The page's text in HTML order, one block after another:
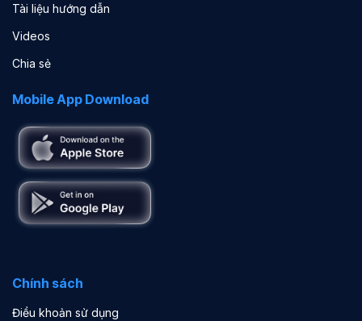
Tài liệu hướng dẫn
Videos
Chia sẻ
Mobile App Download
Chính sách
Điều khoản sử dụng